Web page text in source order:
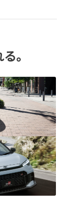
。